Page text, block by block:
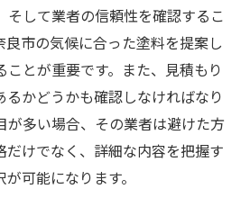
そして業者の信頼性を確認するこ
良市の気候に合った塗料を提案し
とが重要です。また、見積もり
かどうかも確認しなければなり
が多い場合、その業者は避けた方
だけでなく、詳細な内容を把握す
可能になります。